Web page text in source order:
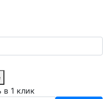
в 1 клик